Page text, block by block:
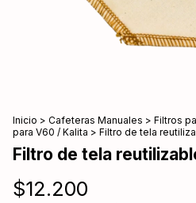
Inicio > Cafeteras Manuales > Filtros
para V60 / Kalita > Filtro de tela
Filtro de tela
$12.200